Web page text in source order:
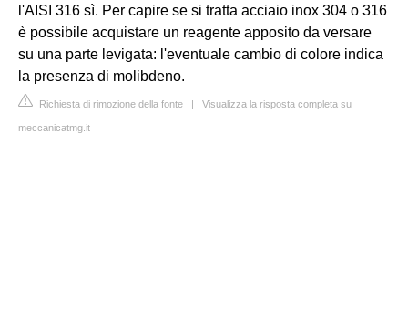
l'AISI 316 sì. Per capire se si tratta acciaio inox 304 o 316
è possibile acquistare un reagente apposito da versare
su una parte levigata: l'eventuale cambio di colore indica
la presenza di molibdeno.
Richiesta di rimozione della fonte | Visualizza la risposta completa su
meccanicatmg.it